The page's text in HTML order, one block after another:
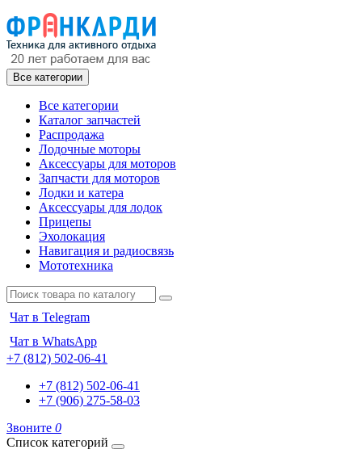
Все категории
Все категории
Каталог запчастей
Распродажа
Лодочные моторы
Аксессуары для моторов
Запчасти для моторов
Лодки и катера
Аксессуары для лодок
Прицепы
Эхолокация
Навигация и радиосвязь
Мототехника
Чат в Telegram
Чат в WhatsApp
+7 (812) 502-06-41
+7 (812) 502-06-41
+7 (906) 275-58-03
Звоните 0
Список категорий